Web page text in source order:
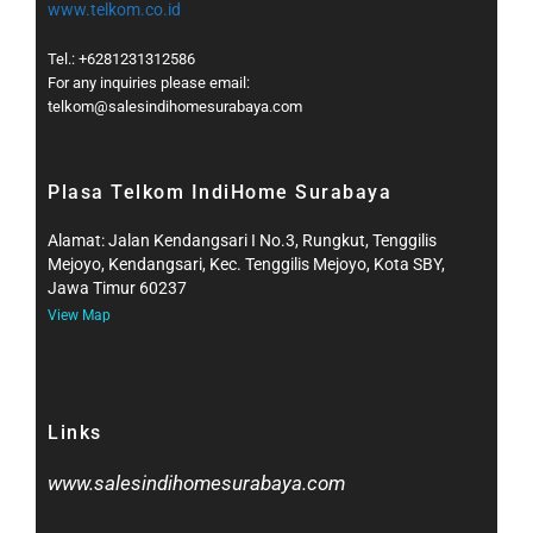
www.telkom.co.id
Tel.: +6281231312586
For any inquiries please email:
telkom@salesindihomesurabaya.com​
Plasa Telkom IndiHome Surabaya
Alamat: Jalan Kendangsari I No.3, Rungkut, Tenggilis
Mejoyo, Kendangsari, Kec. Tenggilis Mejoyo, Kota SBY,
Jawa Timur 60237
View Map
Links
www.salesindihomesurabaya.com​